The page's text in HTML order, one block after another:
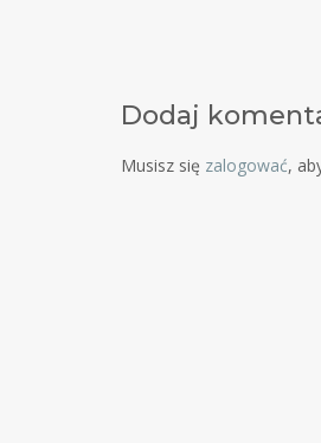
Dodaj
Musisz się zalogować,